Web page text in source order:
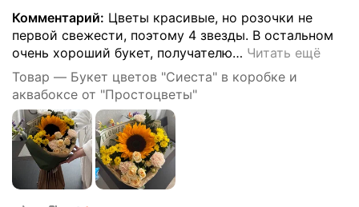
Комментарий: Цветы красивые, но розочки не
первой свежести, поэтому 4 звезды. В остальном
очень хороший букет, получателю… Читать ещё
Товар — Букет цветов "Сиеста" в коробке и
аквабоксе от "Простоцветы"